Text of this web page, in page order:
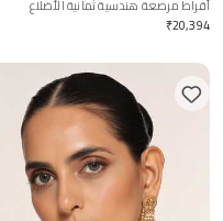
أقراط مرصعة هندسية ثمانية الأضلاع
₹20,394